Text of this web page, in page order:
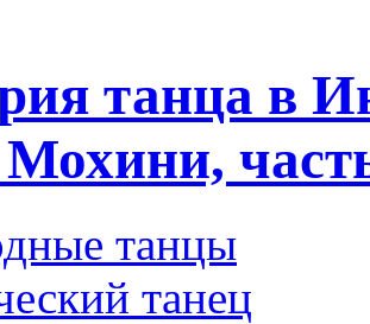
танца в
танцы
танец